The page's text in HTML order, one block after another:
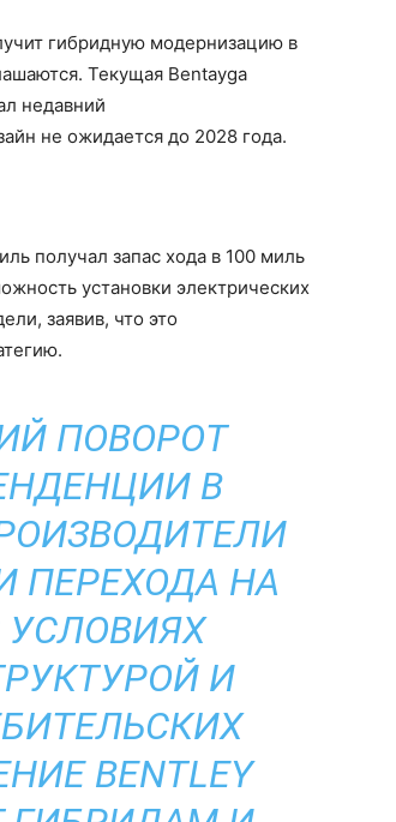
гибридную модернизацию в
Текущая Bentayga
недавний
не ожидается до 2028 года.
получал запас хода в 100 миль
установки электрических
заявив, что это
ПОВОРОТ
В
ПЕРЕХОДА НА
И
BENTLEY